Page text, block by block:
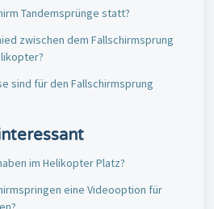
Tandemsprünge statt?
zwischen dem Fallschirmsprung
sind für den Fallschirmsprung
im Helikopter Platz?
eine Videooption für